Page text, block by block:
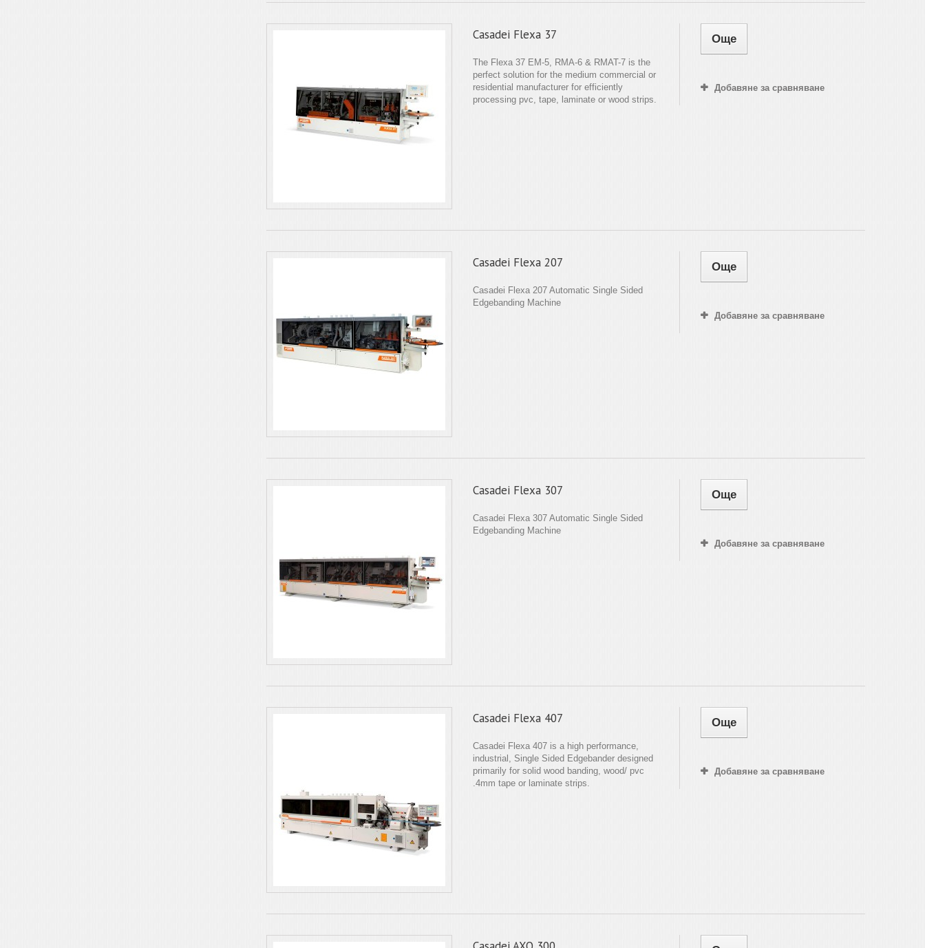
Casadei Flexa 37
The Flexa 37 EM-5, RMA-6 & RMAT-7 is the
perfect solution for the medium commercial or
residential manufacturer for efficiently
processing pvc, tape, laminate or wood strips.
Още
Добавяне за сравняване
Casadei Flexa 207
Casadei Flexa 207 Automatic Single Sided
Edgebanding Machine
Още
Добавяне за сравняване
Casadei Flexa 307
Casadei Flexa 307 Automatic Single Sided
Edgebanding Machine
Още
Добавяне за сравняване
Casadei Flexa 407
Casadei Flexa 407 is a high performance,
industrial, Single Sided Edgebander designed
primarily for solid wood banding, wood/ pvc
.4mm tape or laminate strips.
Още
Добавяне за сравняване